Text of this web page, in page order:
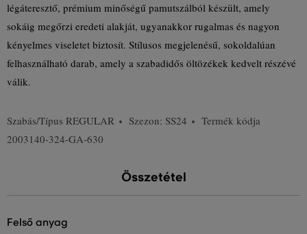
légáteresztő, prémium minőségű pamutszálból készült, amely
sokáig megőrzi eredeti alakját, ugyanakkor rugalmas és nagyon
kényelmes viseletet biztosít. Stílusos megjelenésű, sokoldalúan
felhasználható darab, amely a szabadidős öltözékek kedvelt részévé
válik.
Szabás/Típus REGULAR Szezon: SS24
Termék kódja
2003140-324-GA-630
Összetétel
felső anyag